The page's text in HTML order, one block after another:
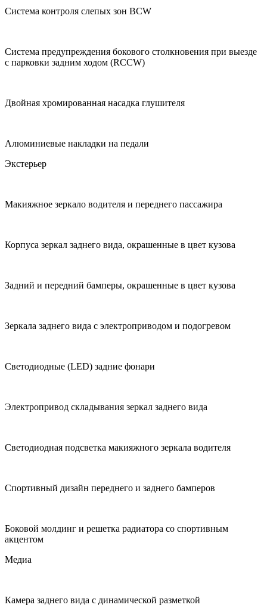
Система контроля слепых зон BCW
Система предупреждения бокового столкновения при выезде
с парковки задним ходом (RCCW)
Двойная хромированная насадка глушителя
Алюминиевые накладки на педали
Экстерьер
Макияжное зеркало водителя и переднего пассажира
Корпуса зеркал заднего вида, окрашенные в цвет кузова
Задний и передний бамперы, окрашенные в цвет кузова
Зеркала заднего вида с электроприводом и подогревом
Светодиодные (LED) задние фонари
Электропривод складывания зеркал заднего вида
Светодиодная подсветка макияжного зеркала водителя
Спортивный дизайн переднего и заднего бамперов
Боковой молдинг и решетка радиатора со спортивным
акцентом
Медиа
Камера заднего вида c динамической разметкой